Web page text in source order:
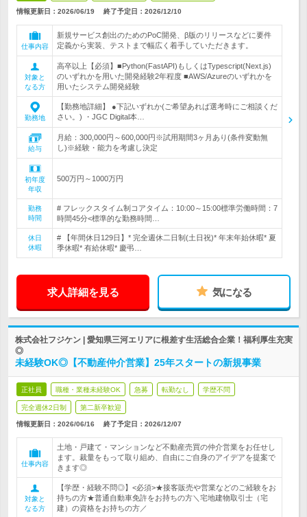
情報更新日：2026/06/19 終了予定日： 2026/12/10
仕事内容
新規サービス創出のためのPoC開発、β版のリリースなどに要件
定義から実装、テストまで幅広く着手していただきます。
対象と
なる方
高卒以上【必須】■Python(FastAPI)もしくはTypescript(Next.js)
のいずれかを用いた開発経験2年程度 ■AWS/Azureのいずれかを
用いたシステム開発経験
勤務地
【勤務地詳細】 ●下記いずれか(ご希望あれば選考時にご相談くだ
さい。) ・JGC Digital本…
給与
月給：300,000円～600,000円※試用期間3ヶ月あり(条件変動無
し)※経験・能力を考慮し決定
初年度
年収
500万円～1000万円
勤務
時間
# フレックスタイム制コアタイム：10:00～15:00標準労働時間：7
時間45分<標準的な勤務時間…
休日
休暇
# 【年間休日129日】* 完全週休二日制(土日祝)* 年末年始休暇* 夏
季休暇* 有給休暇* 慶弔…
求人詳細を見る 気になる
株式会社フジケン | 愛知県三河エリアに根差す生活総合企業！福利厚生充実
◎
未経験OK◎【不動産仲介営業】25年スタートの新規事業
正社員 職種・業種未経験OK 急募 転勤なし 学歴不問
完全週休2日制 第二新卒歓迎
情報更新日：2026/06/16 終了予定日： 2026/12/07
仕事内容
土地・戸建て・マンションなど不動産売買の仲介営業をお任せし
ます。裁量をもって取り組め、自由にご自身のアイデアを提案で
きます◎
対象と
なる方
【学歴・経験不問◎】<必須>★接客販売や営業などのご経験をお
持ちの方★普通自動車免許をお持ちの方＼宅地建物取引士（宅
建）の資格をお持ちの方／